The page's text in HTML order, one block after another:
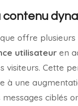
offre plusieurs
utilisateur en
visiteurs. Cette
à une
messages ciblés